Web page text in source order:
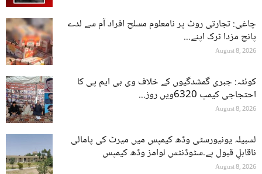
چاغی: تجارتی روٹ پر نامعلوم مسلح افراد آم سے لدے
پانچ مزدا ٹرک اپنے...
August 8, 2026
کوئٹہ: جبری گمشدگیوں کے خلاف وی بی ایم پی کا
احتجاجی کیمپ 6320ویں روز...
August 8, 2026
لسبیلہ یونیورسٹی وڈھ کیمپس میں میرٹ کی پامالی
ناقابلِ قبول ہے۔سٹوڈنٹس لوامز وڈھ کیمپس
August 8, 2026